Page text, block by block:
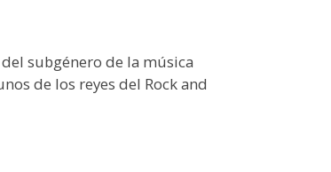
subgénero de la música
de los reyes del Rock and